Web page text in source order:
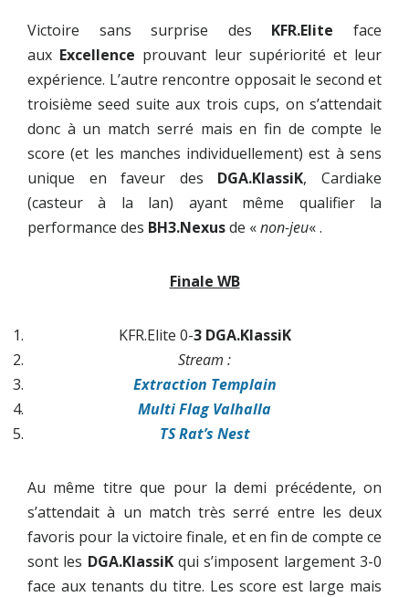
Victoire sans surprise des KFR.Elite face
aux Excellence prouvant leur supériorité et leur
expérience. L’autre rencontre opposait le second et
troisième seed suite aux trois cups, on s’attendait
donc à un match serré mais en fin de compte le
score (et les manches individuellement) est à sens
unique en faveur des DGA.KlassiK, Cardiake
(casteur à la lan) ayant même qualifier la
performance des BH3.Nexusde «non-jeu« .
Finale WB
KFR.Elite 0-3 DGA.KlassiK
Stream :
Extraction Templain
Multi Flag Valhalla
TS Rat’s Nest
Au même titre que pour la demi précédente, on
s’attendait à un match très serré entre les deux
favoris pour la victoire finale, et en fin de compte ce
sont les DGA.KlassiKqui s’imposent largement 3-0
face aux tenants du titre. Les score est large mais